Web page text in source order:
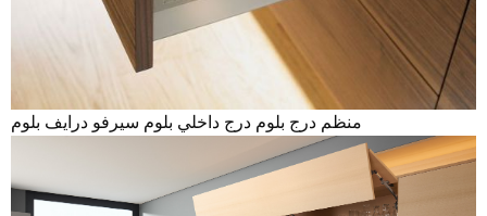
منظم درج بلوم درج داخلي بلوم سيرفو درايف بلوم